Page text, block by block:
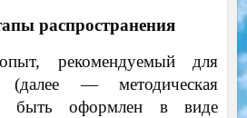
распространения
рекомендуемый для
(далее — методическая
быть оформлен в виде